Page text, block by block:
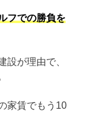
フでの勝負を
設が理由で、
家賃でもう10